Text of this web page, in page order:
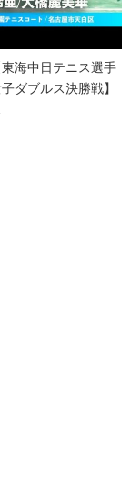
海中日テニス選手
ダブルス決勝戦】